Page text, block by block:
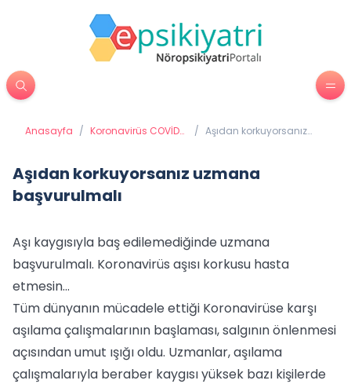
Anasayfa / Koronavirüs COVİD
/ Aşıdan korkuyorsanız
Aşıdan korkuyorsanız uzmana
başvurulmalı
Aşı kaygısıyla baş edilemediğinde uzmana
başvurulmalı. Koronavirüs aşısı korkusu hasta
etmesin...
Tüm dünyanın mücadele ettiği Koronavirüse karşı
aşılama çalışmalarının başlaması, salgının önlenmesi
açısından umut ışığı oldu. Uzmanlar, aşılama
çalışmalarıyla beraber kaygısı yüksek bazı kişilerde